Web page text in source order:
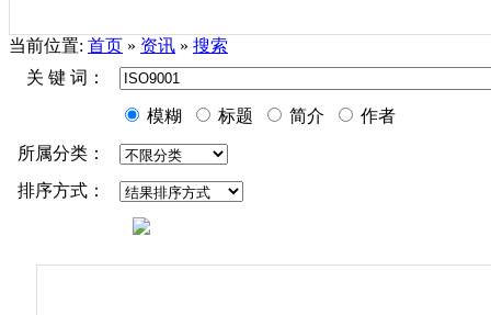
当前位置: 首页 » 资讯 » 搜索
关 键 词：
模糊 标题 简介
作者
所属分类：
排序方式：